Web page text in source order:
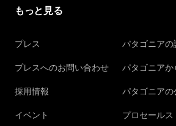
もっと見る
プレス
プレスへのお問い合わせ
採用情報
イベント
パタゴニアの
パタゴニア
パタゴニアの
プロセール